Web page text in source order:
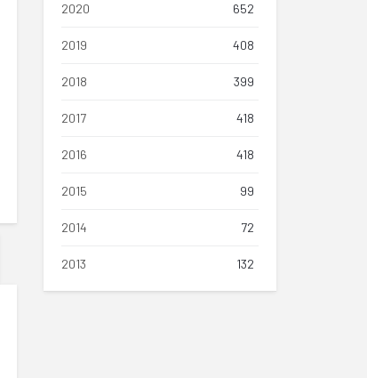
2020 652
2019 408
2018 399
2017 418
2016 418
2015 99
2014 72
2013 132